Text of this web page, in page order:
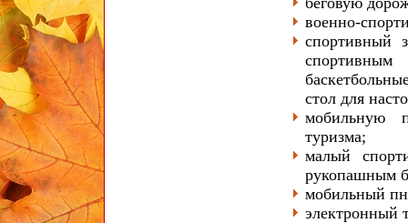
военно-
спортивный
стол для
мобильную
туризма;
малый
рукопашным
мобильный
электронный